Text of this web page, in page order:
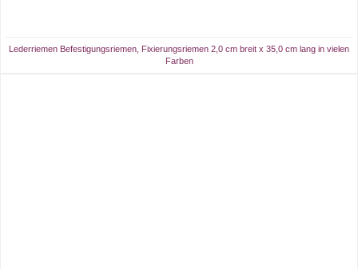
Lederriemen Befestigungsriemen, Fixierungsriemen 2,0 cm breit x 35,0 cm lang in vielen
Farben